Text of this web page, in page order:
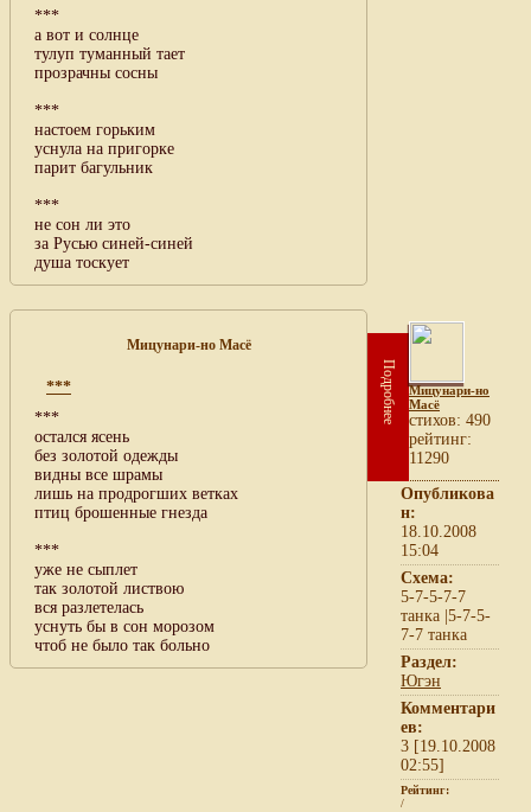
***
а вот и солнце
тулуп туманный тает
прозрачны сосны
***
настоем горьким
уснула на пригорке
парит багульник
***
не сон ли это
за Русью синей-синей
душа тоскует
Мицунари-но Масё
***
***
остался ясень
без золотой одежды
видны все шрамы
лишь на продрогших ветках
птиц брошенные гнезда
***
уже не сыплет
так золотой листвою
вся разлетелась
уснуть бы в сон морозом
чтоб не было так больно
Подробнее
Мицунари-но
Масё
cтихов: 490
рейтинг:
11290
Опубликова
н:
18.10.2008
15:04
Схема:
5-7-5-7-7
танка |5-7-5-
7-7 танка
Раздел:
Югэн
Комментари
ев:
3 [19.10.2008
02:55]
Рейтинг:
/